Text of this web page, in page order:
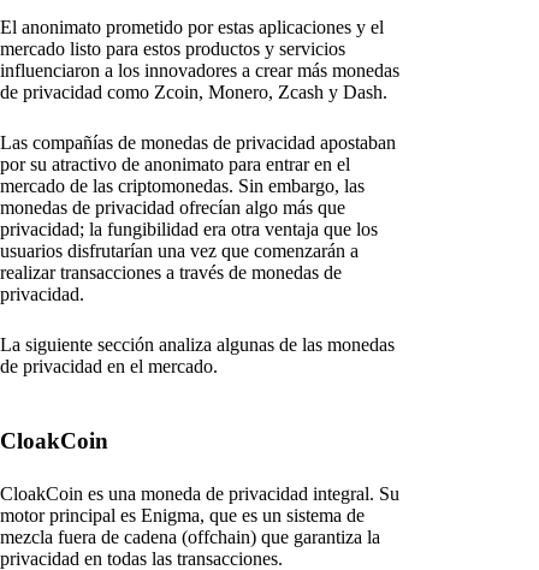
El anonimato prometido por estas aplicaciones y el
mercado listo para estos productos y servicios
influenciaron a los innovadores a crear más monedas
de privacidad como Zcoin, Monero, Zcash y Dash.
Las compañías de monedas de privacidad apostaban
por su atractivo de anonimato para entrar en el
mercado de las criptomonedas. Sin embargo, las
monedas de privacidad ofrecían algo más que
privacidad; la fungibilidad era otra ventaja que los
usuarios disfrutarían una vez que comenzarán a
realizar transacciones a través de monedas de
privacidad.
La siguiente sección analiza algunas de las monedas
de privacidad en el mercado.
CloakCoin
CloakCoin es una moneda de privacidad integral. Su
motor principal es Enigma, que es un sistema de
mezcla fuera de cadena (offchain) que garantiza la
privacidad en todas las transacciones.